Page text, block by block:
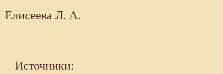
Елисеева Л. А.
Источники: